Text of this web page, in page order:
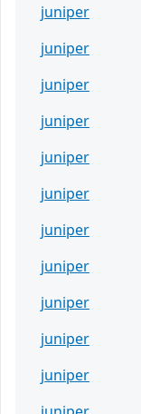
juniper
juniper
juniper
juniper
juniper
juniper
juniper
juniper
juniper
juniper
juniper